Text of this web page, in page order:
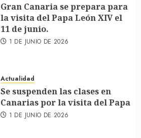
Gran Canaria se prepara para
la visita del Papa León XIV el
11 de junio.
1 DE JUNIO DE 2026
Actualidad
Se suspenden las clases en
Canarias por la visita del Papa
1 DE JUNIO DE 2026